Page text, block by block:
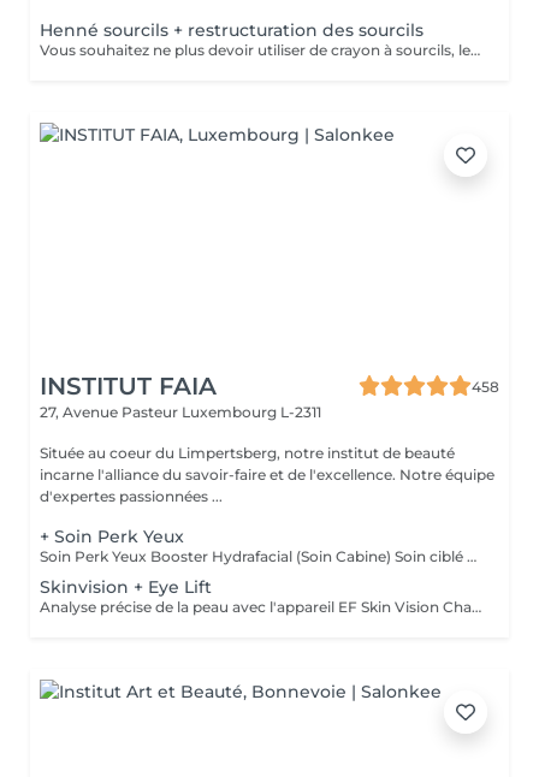
Henné sourcils + restructuration des sourcils
Vous souhaitez ne plus devoir utiliser de crayon à sourcils, le henné est ce qu'il vous faut. Il s'agit d'une teinture végétale qui va colorer la peau pendant 2 semaines et teinter les sourcils pendant au moins 6 semaines. Vous obtiendrez ainsi des sourcils parfaitement redessinés de façon plus durable. Le henné peut également être la solution pour raviver un microblading entre deux retouches, ceci vous permettra de tenir un peu plus longtemps avant de refaire le microblading. Restructuration complète des sourcils compris dans la prestation.
INSTITUT FAIA
458
27, Avenue Pasteur Luxembourg L-2311
Située au coeur du Limpertsberg, notre institut de beauté
incarne l'alliance du savoir-faire et de l'excellence. Notre équipe
d'expertes passionnées ...
+ Soin Perk Yeux
Soin Perk Yeux Booster Hydrafacial (Soin Cabine) Soin ciblé du contour des yeux réalisé en cabine, en complément d'un soin Hydrafacial. Le Perk Yeux exfolie délicatement et infuse un sérum concentré pour hydrater, lisser les ridules et illuminer le regard. Résultat immédiat: un contour de l'il plus frais, défatigué et lumineux. Fonctionnement : Le soin nécessite l'achat d'un booster personnel au prix de 50€. Ce booster, conservé en cabine, permet de réaliser 3 séances en complément d'un Hydrafacial.
Skinvision + Eye Lift
Analyse précise de la peau avec l'appareil EF Skin Vision Chaque peau étant unique, nous analysons ensemble les besoins actuels de votre peau. L'appareil diagnostic effectue une analyse complète. Il détermine l'identité de votre peau en quelques minutes, en se basant sur 9 paramètres spécifiques: hydratation, excès de sébum, élasticité, desquamation, pores, taches pigmentaires, rides pattes d'oie, rides du front, couperose. Soin des yeux liftant pour un regard éclatant. Un soin intensif du contour des yeux; massage très efficace des points de pression, massage anti-age liftant, Expert Eye patch et soin intensif du contour des yeux avec la technologie Oxy Booster. Grâce à ce soin les poches et les cernes sont atténuées, les rides sont lissées, le regard est plus éclatant et la fatigue est éliminée.